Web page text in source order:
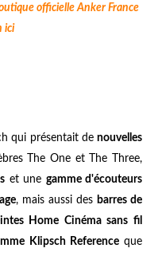
officielle Anker France
ici
qui présentait de nouvelles
The One et The Three,
et une gamme d'écouteurs
, mais aussi des barres de
Home Cinéma sans fil
Klipsch Referenceque